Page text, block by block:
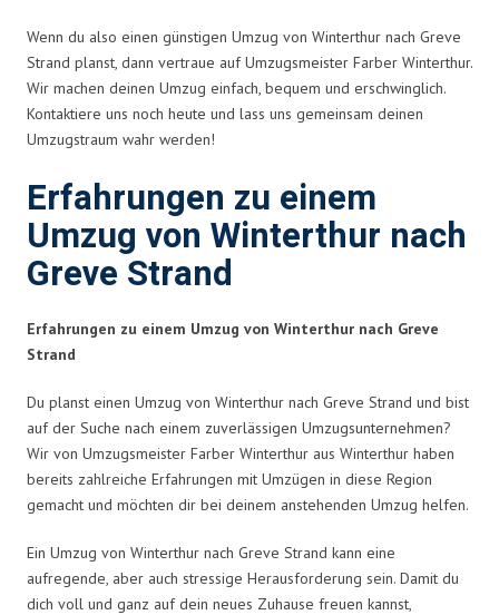
Wenn du also einen günstigen Umzug von Winterthur nach Greve
Strand planst, dann vertraue auf Umzugsmeister Farber Winterthur.
Wir machen deinen Umzug einfach, bequem und erschwinglich.
Kontaktiere uns noch heute und lass uns gemeinsam deinen
Umzugstraum wahr werden!
Erfahrungen zu einem
Umzug von Winterthur nach
Greve Strand
Erfahrungen zu einem Umzug von Winterthur nach Greve
Strand
Du planst einen Umzug von Winterthur nach Greve Strand und bist
auf der Suche nach einem zuverlässigen Umzugsunternehmen?
Wir von Umzugsmeister Farber Winterthur aus Winterthur haben
bereits zahlreiche Erfahrungen mit Umzügen in diese Region
gemacht und möchten dir bei deinem anstehenden Umzug helfen.
Ein Umzug von Winterthur nach Greve Strand kann eine
aufregende, aber auch stressige Herausforderung sein. Damit du
dich voll und ganz auf dein neues Zuhause freuen kannst,